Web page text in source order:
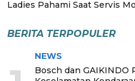
Ladies Pahami Saat Servis
BERITA TERPOPULER
NEWS
Bosch dan GAIKINDO